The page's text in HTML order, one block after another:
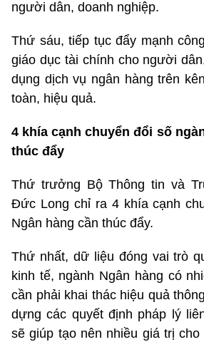
người dân, doanh nghiệp.
Thứ sáu, tiếp tục đẩy mạnh
giáo dục tài chính cho người
dụng dịch vụ ngân hàng trên
toàn, hiệu quả.
4 khía cạnh chuyển đổi số
thúc đẩy
Thứ trưởng Bộ Thông tin và
Đức Long chỉ ra 4 khía cạnh
Ngân hàng cần thúc đẩy.
Thứ nhất, dữ liệu đóng vai trò
kinh tế, ngành Ngân hàng có
cần phải khai thác hiệu quả
dựng các quyết định pháp lý
sẽ giúp tạo nên nhiều giá trị cho